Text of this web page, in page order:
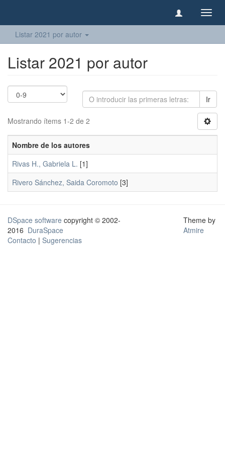
Listar 2021 por autor
Listar 2021 por autor
Ir
Mostrando ítems 1-2 de 2
Nombre de los autores
Rivas H., Gabriela L. [1]
Rivero Sánchez, Saida Coromoto [3]
DSpace software copyright © 2002-
2016 DuraSpace
Contacto | Sugerencias
Theme by
Atmire